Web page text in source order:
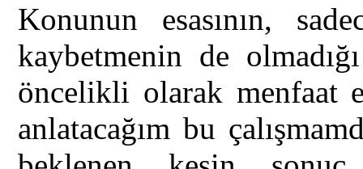
Konunun esasının,
kaybetmenin de
öncelikli olarak menfaat
anlatacağım bu